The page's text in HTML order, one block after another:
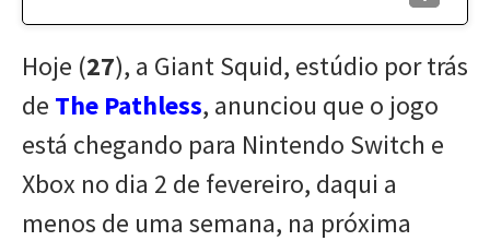
Hoje (27), a Giant Squid, estúdio por trás
de The Pathless, anunciou que o jogo
está chegando para Nintendo Switch e
Xbox no dia 2 de fevereiro, daqui a
menos de uma semana, na próxima